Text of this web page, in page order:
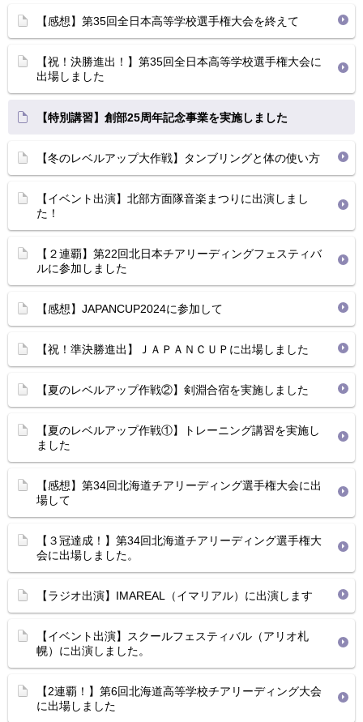
【感想】第35回全日本高等学校選手権大会を終えて
【祝！決勝進出！】第35回全日本高等学校選手権大会に
出場しました
【特別講習】創部25周年記念事業を実施しました
【冬のレベルアップ大作戦】タンブリングと体の使い方
【イベント出演】北部方面隊音楽まつりに出演しまし
た！
【２連覇】第22回北日本チアリーディングフェスティバ
ルに参加しました
【感想】JAPANCUP2024に参加して
【祝！準決勝進出】ＪＡＰＡＮＣＵＰに出場しました
【夏のレベルアップ作戦②】剣淵合宿を実施しました
【夏のレベルアップ作戦①】トレーニング講習を実施し
ました
【感想】第34回北海道チアリーディング選手権大会に出
場して
【３冠達成！】第34回北海道チアリーディング選手権大
会に出場しました。
【ラジオ出演】IMAREAL（イマリアル）に出演します
【イベント出演】スクールフェスティバル（アリオ札
幌）に出演しました。
【2連覇！】第6回北海道高等学校チアリーディング大会
に出場しました